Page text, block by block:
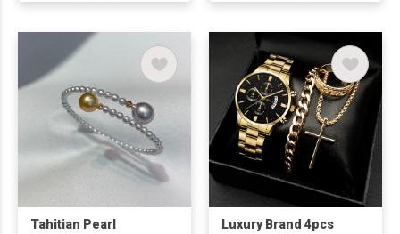
Tahitian Pearl
Luxury Brand 4pcs